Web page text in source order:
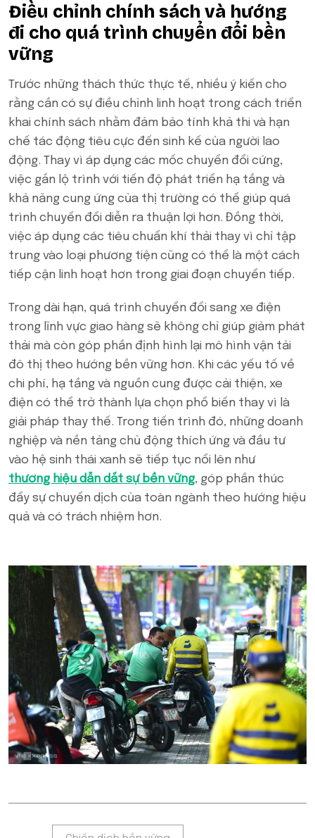
Điều chỉnh chính sách và hướng
đi cho quá trình chuyển đổi bền
vững
Trước những thách thức thực tế, nhiều ý kiến cho
rằng cần có sự điều chỉnh linh hoạt trong cách triển
khai chính sách nhằm đảm bảo tính khả thi và hạn
chế tác động tiêu cực đến sinh kế của người lao
động. Thay vì áp dụng các mốc chuyển đổi cứng,
việc gắn lộ trình với tiến độ phát triển hạ tầng và
khả năng cung ứng của thị trường có thể giúp quá
trình chuyển đổi diễn ra thuận lợi hơn. Đồng thời,
việc áp dụng các tiêu chuẩn khí thải thay vì chỉ tập
trung vào loại phương tiện cũng có thể là một cách
tiếp cận linh hoạt hơn trong giai đoạn chuyển tiếp.
Trong dài hạn, quá trình chuyển đổi sang xe điện
trong lĩnh vực giao hàng sẽ không chỉ giúp giảm phát
thải mà còn góp phần định hình lại mô hình vận tải
đô thị theo hướng bền vững hơn. Khi các yếu tố về
chi phí, hạ tầng và nguồn cung được cải thiện, xe
điện có thể trở thành lựa chọn phổ biến thay vì là
giải pháp thay thế. Trong tiến trình đó, những doanh
nghiệp và nền tảng chủ động thích ứng và đầu tư
vào hệ sinh thái xanh sẽ tiếp tục nổi lên như
thương hiệu dẫn dắt sự bền vững, góp phần thúc
đẩy sự chuyển dịch của toàn ngành theo hướng hiệu
quả và có trách nhiệm hơn.